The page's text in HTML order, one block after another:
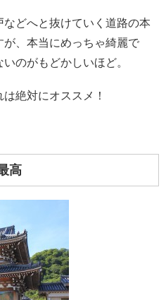
どへと抜けていく道路の本
、本当にめっちゃ綺麗で
のがもどかしいほど。
絶対にオススメ！
高